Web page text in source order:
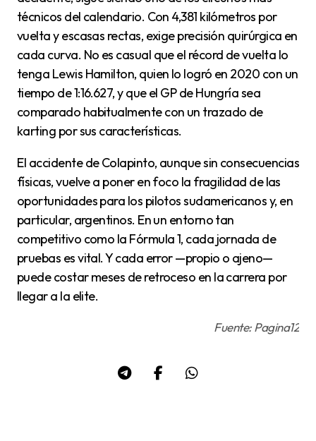
técnicos del calendario. Con 4,381 kilómetros por
vuelta y escasas rectas, exige precisión quirúrgica en
cada curva. No es casual que el récord de vuelta lo
tenga Lewis Hamilton, quien lo logró en 2020 con un
tiempo de 1:16.627, y que el GP de Hungría sea
comparado habitualmente con un trazado de
karting por sus características.
El accidente de Colapinto, aunque sin consecuencias
físicas, vuelve a poner en foco la fragilidad de las
oportunidades para los pilotos sudamericanos y, en
particular, argentinos. En un entorno tan
competitivo como la Fórmula 1, cada jornada de
pruebas es vital. Y cada error —propio o ajeno—
puede costar meses de retroceso en la carrera por
llegar a la elite.
Fuente: Pagina12